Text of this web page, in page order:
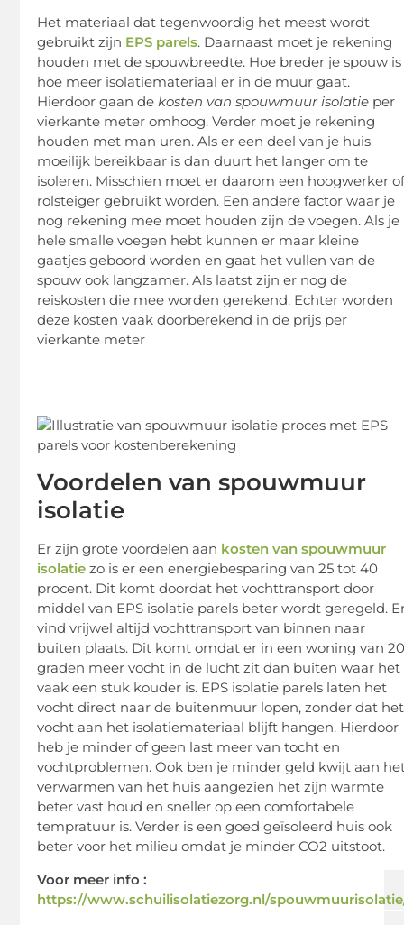
Het materiaal dat tegenwoordig het meest wordt
gebruikt zijn EPS parels. Daarnaast moet je rekening
houden met de spouwbreedte. Hoe breder je spouw is
hoe meer isolatiemateriaal er in de muur gaat.
Hierdoor gaan dekosten van spouwmuur isolatie per
vierkante meter omhoog. Verder moet je rekening
houden met man uren. Als er een deel van je huis
moeilijk bereikbaar is dan duurt het langer om te
isoleren. Misschien moet er daarom een hoogwerker
rolsteiger gebruikt worden. Een andere factor waar je
nog rekening mee moet houden zijn de voegen. Als je
hele smalle voegen hebt kunnen er maar kleine
gaatjes geboord worden en gaat het vullen van de
spouw ook langzamer. Als laatst zijn er nog de
reiskosten die mee worden gerekend. Echter worden
deze kosten vaak doorberekend in de prijs per
vierkante meter
Voordelen van spouwmuur
isolatie
Er zijn grote voordelen aan kosten van spouwmuur
isolatie zo is er een energiebesparing van 25 tot 40
procent. Dit komt doordat het vochttransport door
middel van EPS isolatie parels beter wordt geregeld.
vind vrijwel altijd vochttransport van binnen naar
buiten plaats. Dit komt omdat er in een woning van
graden meer vocht in de lucht zit dan buiten waar het
vaak een stuk kouder is. EPS isolatie parels laten het
vocht direct naar de buitenmuur lopen, zonder dat het
vocht aan het isolatiemateriaal blijft hangen. Hierdoor
heb je minder of geen last meer van tocht en
vochtproblemen. Ook ben je minder geld kwijt aan
verwarmen van het huis aangezien het zijn warmte
beter vast houd en sneller op een comfortabele
tempratuur is. Verder is een goed geïsoleerd huis ook
beter voor het milieu omdat je minder CO2 uitstoot.
Voor meer info :
https://www.schuilisolatiezorg.nl/